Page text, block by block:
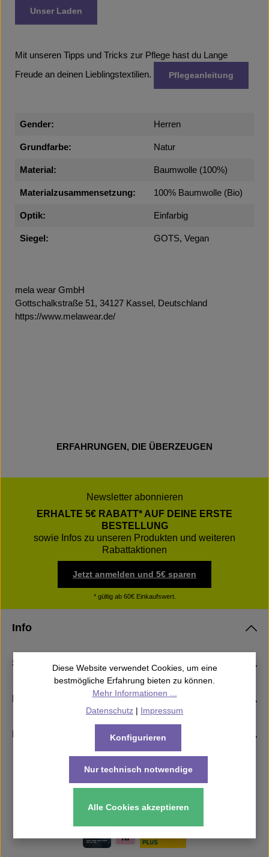
Unser Laden
Mit unseren Tipps und Tricks zur Pflege hast du Lange
Freude an deinen Lieblingstextilien. Pflegeanleitung
Gender: Herren
Grundfarbe: Natur
Material: Baumwolle (100%)
Materialzusammensetzung: 100% Baumwolle (Bio)
Optik: Einfarbig
Siegel: GOTS, Vegan
mela wear GmbH
Gottschalkstraße 51, 34127 Kassel, Deutschland
https://www.melawear.de/
ERFAHRUNGEN, DIE ÜBERZEUGEN
Newsletter abonnieren
ERHALTE 5€ RABATT* AUF DEINE ERSTE
BESTELLUNG
sowie Infos zu unseren Produkten und weiteren
Rabattaktionen
Jetzt anmelden und 5€ sparen
* gültig ab 60€ Einkaufswert.
Info
Shop
Rechtliches
Kontakt
Diese Website verwendet Cookies, um eine
bestmögliche Erfahrung bieten zu können.
Mehr Informationen ...
Datenschutz | Impressum
Nur technisch notwendige
Konfigurieren
Alle Cookies akzeptieren